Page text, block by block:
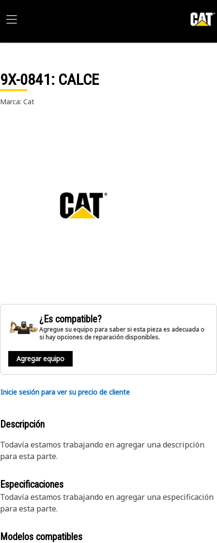
9X-0841: CALCE
Marca: Cat
¿Es compatible?
Agregue su equipo para saber si esta pieza es adecuada o
si hay opciones de reparación disponibles.
Agregar equipo
Inicie sesión para ver su precio de cliente
Descripción
Todavía estamos trabajando en agregar una descripción
para esta parte.
Especificaciones
Todavía estamos trabajando en agregar una especificación
para esta parte.
Modelos compatibles